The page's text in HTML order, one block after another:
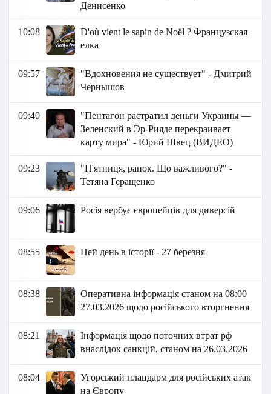
Денисенко
10:08
D'où vient le sapin de Noël ? Французская
елка
09:57
"Вдохновения не существует" - Дмитрий
Чернышов
09:40
"Пентагон растратил деньги Украины —
Зеленский в Эр-Рияде перекраивает
карту мира" - Юрий Швец (ВИДЕО)
09:23
"П'ятниця, ранок. Що важливого?" -
Тетяна Геращенко
09:06 Росія вербує європейців для диверсій
08:55 Цей день в історії - 27 березня
08:38
Оперативна інформація станом на 08:00
27.03.2026 щодо російського вторгнення
08:21
Інформація щодо поточних втрат рф
внаслідок санкцій, станом на 26.03.2026​
08:04
Угорський плацдарм для російських атак
на Європу